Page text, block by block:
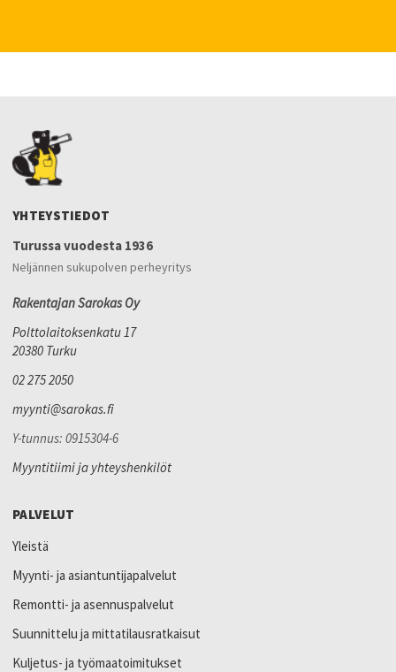
YHTEYSTIEDOT
Turussa vuodesta 1936
Neljännen sukupolven perheyritys
Rakentajan Sarokas Oy
Polttolaitoksenkatu 17
20380 Turku
02 275 2050
myynti@sarokas.fi
Y-tunnus: 0915304-6
Myyntitiimi ja yhteyshenkilöt
PALVELUT
Yleistä
Myynti- ja asiantuntijapalvelut
Remontti- ja asennuspalvelut
Suunnittelu ja mittatilausratkaisut
Kuljetus- ja työmaatoimitukset